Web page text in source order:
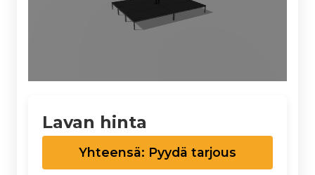
Lavan hinta
Yhteensä: Pyydä tarjous